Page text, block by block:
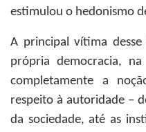
estimulou o hedonismo
A principal vítima
própria democracia,
completamente a
respeito à autoridade –
da sociedade, até as